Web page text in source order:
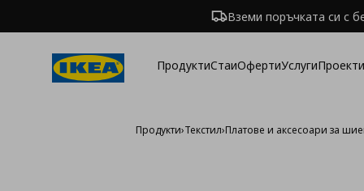
Вземи поръчката си с
ПродуктиСтаиОфертиУслуги
Продукти›Текстил›Платове и аксесоари за